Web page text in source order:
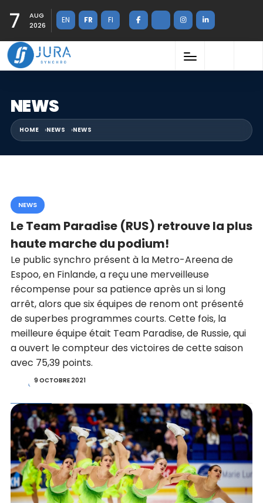
7
AUG
2026
EN FR FI
NEWS
HOME NEWS NEWS
NEWS
Le Team Paradise (RUS) retrouve la plus
haute marche du podium!
Le public synchro présent à la Metro-Areena de
Espoo, en Finlande, a reçu une merveilleuse
récompense pour sa patience après un si long
arrêt, alors que six équipes de renom ont présenté
de superbes programmes courts. Cette fois, la
meilleure équipe était Team Paradise, de Russie, qui
a ouvert le compteur des victoires de cette saison
avec 75,39 points.
9 OCTOBRE 2021